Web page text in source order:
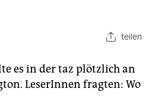
teilen
es in der taz plötzlich an
LeserInnen fragten: Wo